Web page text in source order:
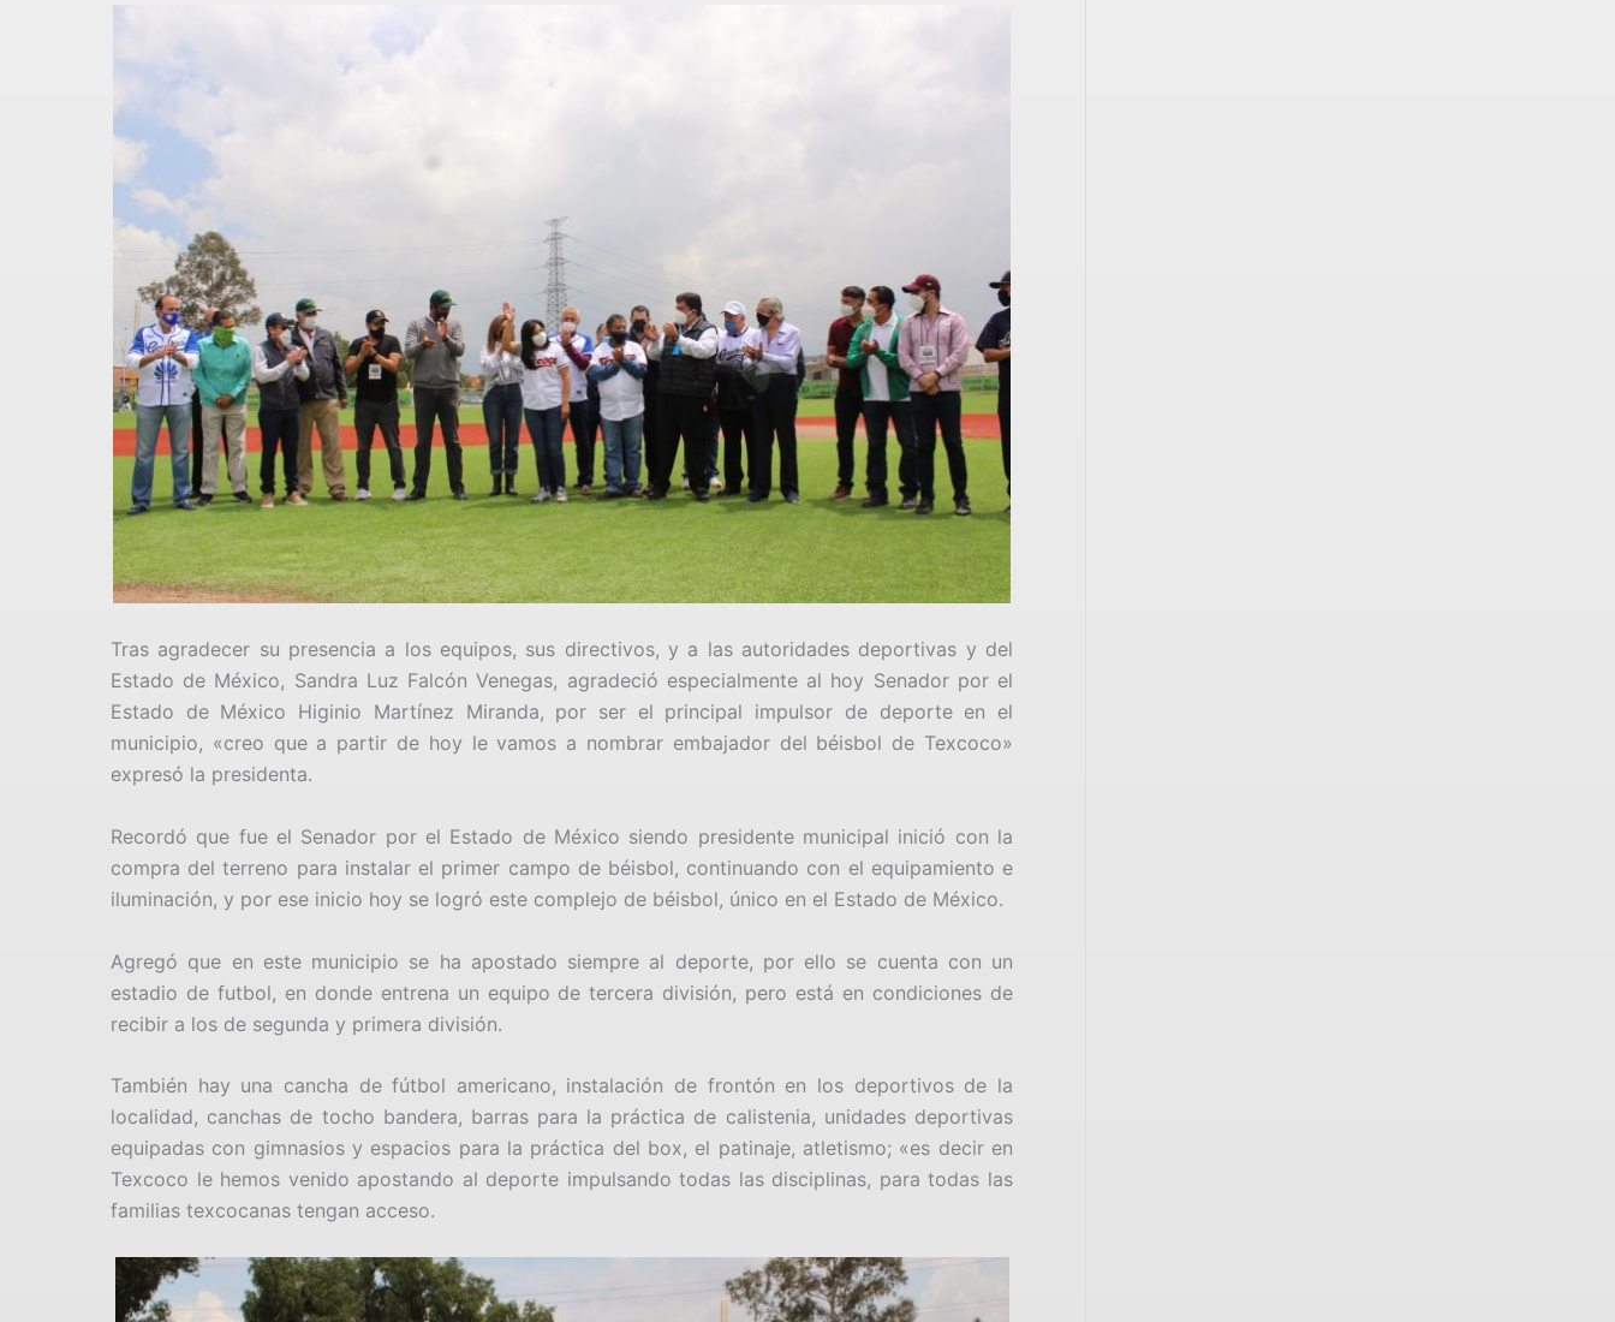
Tras agradecer su presencia a los equipos, sus directivos, y a las autoridades deportivas y del
Estado de México, Sandra Luz Falcón Venegas, agradeció especialmente al hoy Senador por el
Estado de México Higinio Martínez Miranda, por ser el principal impulsor de deporte en el
municipio, «creo que a partir de hoy le vamos a nombrar embajador del béisbol de Texcoco»
expresó la presidenta.
Recordó que fue el Senador por el Estado de México siendo presidente municipal inició con la
compra del terreno para instalar el primer campo de béisbol, continuando con el equipamiento e
iluminación, y por ese inicio hoy se logró este complejo de béisbol, único en el Estado de México.
Agregó que en este municipio se ha apostado siempre al deporte, por ello se cuenta con un
estadio de futbol, en donde entrena un equipo de tercera división, pero está en condiciones de
recibir a los de segunda y primera división.
También hay una cancha de fútbol americano, instalación de frontón en los deportivos de la
localidad, canchas de tocho bandera, barras para la práctica de calistenia, unidades deportivas
equipadas con gimnasios y espacios para la práctica del box, el patinaje, atletismo; «es decir en
Texcoco le hemos venido apostando al deporte impulsando todas las disciplinas, para todas las
familias texcocanas tengan acceso.